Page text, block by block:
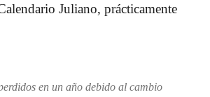
Juliano, prácticamente
en un año debido al cambio